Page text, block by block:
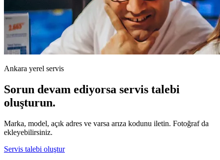
Ankara yerel servis
Sorun devam ediyorsa servis talebi
oluşturun.
Marka, model, açık adres ve varsa arıza kodunu iletin. Fotoğraf da
ekleyebilirsiniz.
Servis talebi oluştur